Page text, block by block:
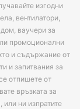
изгодни
вентилатори,
ваучери за
промоционални
и съдържание от
и запитвания за
отпишете от
връзката за
ни изпратите